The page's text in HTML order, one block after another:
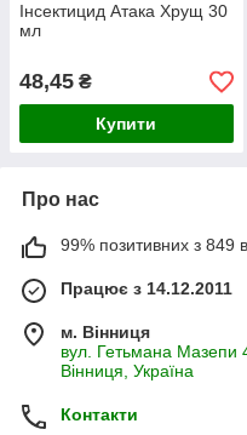
Інсектицид Атака Хрущ 30
мл
48,45 ₴
Купити
Про нас
99% позитивних з 849
Працює з 14.12.2011
м. Вінниця
вул. Гетьмана Мазепи
Вінниця, Україна
Контакти